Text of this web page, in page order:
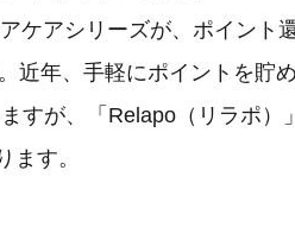
ケアシリーズが、ポイント
近年、手軽にポイントを貯
すが、「Relapo（リラポ）
ます。